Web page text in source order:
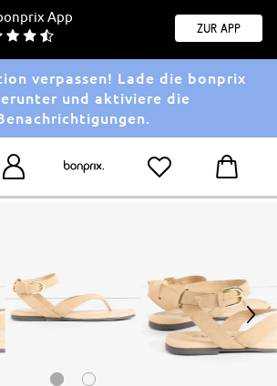
App
Zur App
verpassen! Lade die bonprix
und aktiviere die
>